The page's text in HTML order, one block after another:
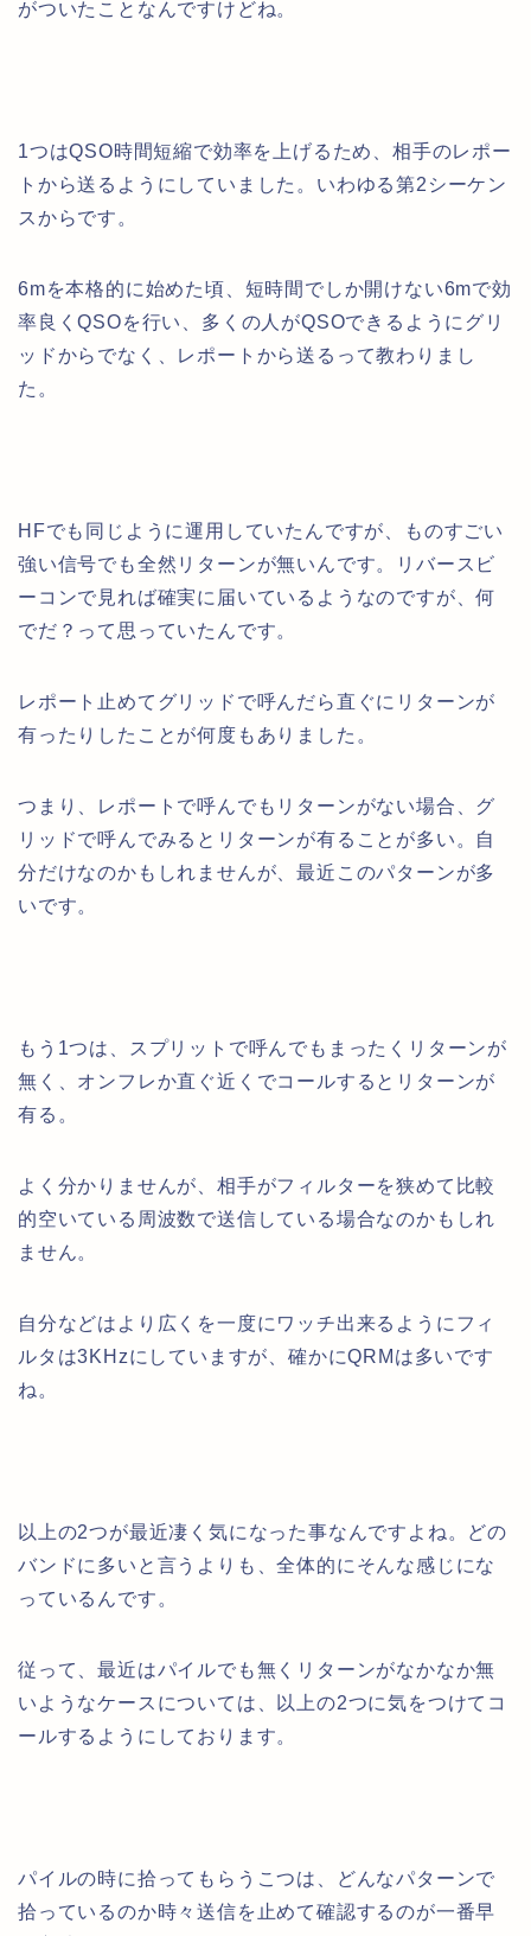
がついたことなんですけどね。
1つはQSO時間短縮で効率を上げるため、相手のレポー
トから送るようにしていました。いわゆる第2シーケン
スからです。
6mを本格的に始めた頃、短時間でしか開けない6mで効
率良くQSOを行い、多くの人がQSOできるようにグリ
ッドからでなく、レポートから送るって教わりまし
た。
HFでも同じように運用していたんですが、ものすごい
強い信号でも全然リターンが無いんです。リバースビ
ーコンで見れば確実に届いているようなのですが、何
でだ？って思っていたんです。
レポート止めてグリッドで呼んだら直ぐにリターンが
有ったりしたことが何度もありました。
つまり、レポートで呼んでもリターンがない場合、グ
リッドで呼んでみるとリターンが有ることが多い。自
分だけなのかもしれませんが、最近このパターンが多
いです。
もう1つは、スプリットで呼んでもまったくリターンが
無く、オンフレか直ぐ近くでコールするとリターンが
有る。
よく分かりませんが、相手がフィルターを狭めて比較
的空いている周波数で送信している場合なのかもしれ
ません。
自分などはより広くを一度にワッチ出来るようにフィ
ルタは3KHzにしていますが、確かにQRMは多いです
ね。
以上の2つが最近凄く気になった事なんですよね。どの
バンドに多いと言うよりも、全体的にそんな感じにな
っているんです。
従って、最近はパイルでも無くリターンがなかなか無
いようなケースについては、以上の2つに気をつけてコ
ールするようにしております。
パイルの時に拾ってもらうこつは、どんなパターンで
拾っているのか時々送信を止めて確認するのが一番早